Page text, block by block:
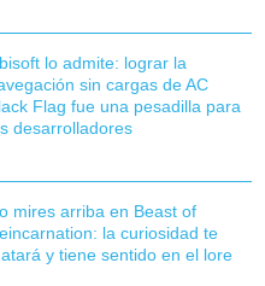
lo admite: lograr la
sin cargas de AC
Flag fue una pesadilla para
desarrolladores
mires arriba en Beast of
la curiosidad te
y tiene sentido en el lore